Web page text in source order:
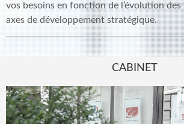
vos besoins en fonction de l’évolution
axes de développement stratégique.
CABINET